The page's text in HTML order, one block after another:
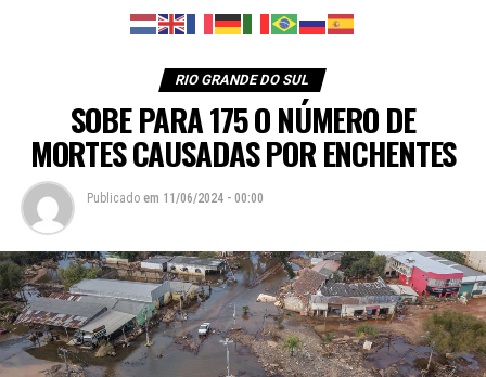
RIO GRANDE DO SUL
SOBE PARA 175 O NÚMERO DE
MORTES CAUSADAS POR ENCHENTES
Publicado em 11/06/2024 - 00:00